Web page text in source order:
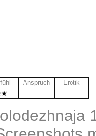
Anspruch
Erotik